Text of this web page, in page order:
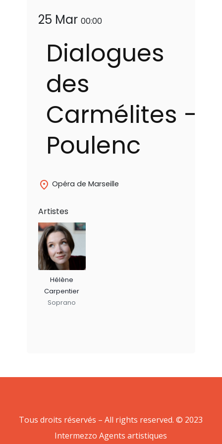
25 Mar 00:00
Dialogues
des
Carmélites -
Poulenc
place Opéra de Marseille
Artistes
Hélène
Carpentier
Soprano
Tous droits réservés – All rights reserved. © 2023
Intermezzo Agents artistiques